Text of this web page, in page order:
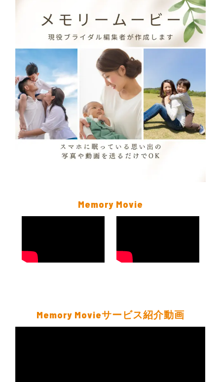
Memory Movie
Memory Movieサービス紹介動画